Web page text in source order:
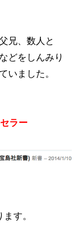
兄、数人と
どをしんみり
いました。
セラー
す。